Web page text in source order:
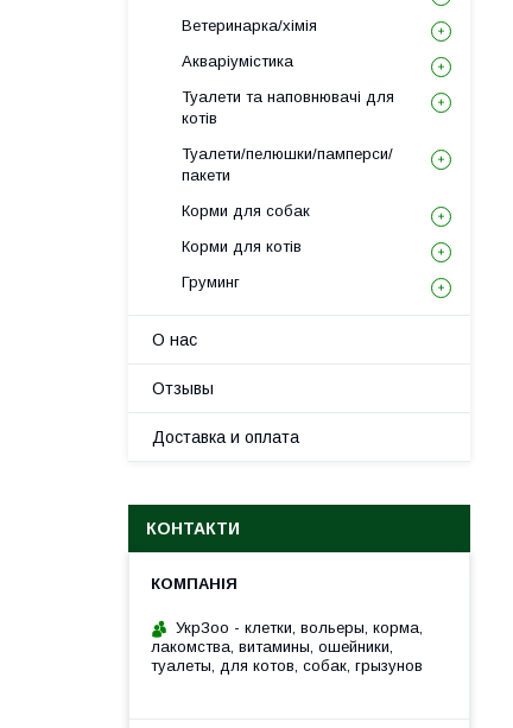
Ветеринарка/хімія
Акваріумістика
Туалети та наповнювачі для
котів
Туалети/пелюшки/памперси/
пакети
Корми для собак
Корми для котів
Груминг
О нас
Отзывы
Доставка и оплата
КОНТАКТИ
УкрЗоо - клетки, вольеры, корма,
лакомства, витамины, ошейники,
туалеты, для котов, собак, грызунов